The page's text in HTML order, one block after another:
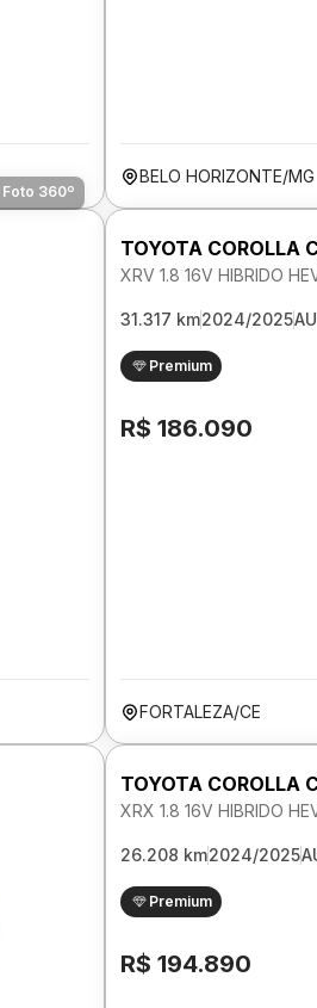
BELO HORIZONTE/MG
Foto 360º
TOYOTA COROLLA
XRV 1.8 16V HIBRIDO
31.317 km2024/2025
Premium
R$ 186.090
FORTALEZA/CE
TOYOTA COROLLA
XRX 1.8 16V HIBRIDO
26.208 km2024/2025
Premium
R$ 194.890